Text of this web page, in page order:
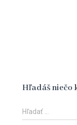
Hľadáš niečo
H
ľ
Hľadať …